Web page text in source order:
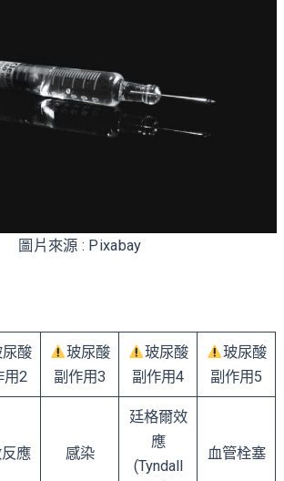
圖片來源 : Pixabay
酸
用2
玻尿酸
副作用3
玻尿酸
副作用4
玻尿酸
副作用5
應 感染
廷格爾效
應
(Tyndall
血管栓塞